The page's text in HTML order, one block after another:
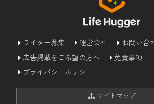
ライター募集 運営会社
お問い合
広告掲載をご希望の方へ
免責事項
プライバシーポリシー
サイトマップ